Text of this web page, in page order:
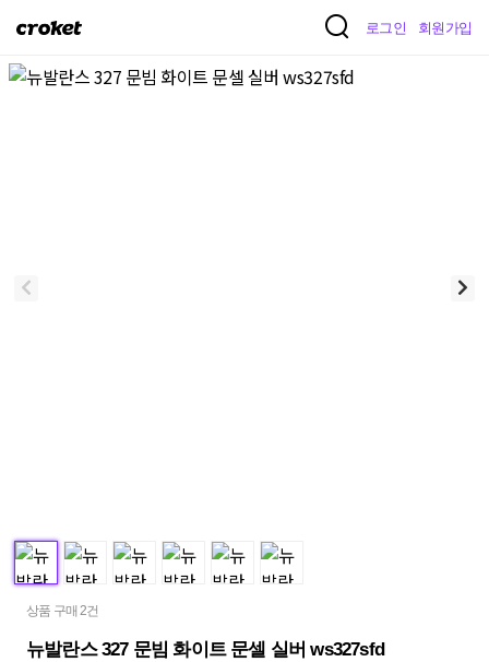
크
켓
로그인 회원가입
상품 구매 2건
뉴발란스 327 문빔 화이트 문셀 실버 ws327sfd